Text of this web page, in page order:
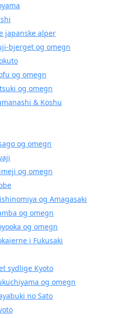
japanske alper
bjerget og omegn
og omegn
og omegn
& Koshu
og omegn
og omegn
og Amagasaki
og omegn
og omegn
i Fukusaki
sydlige Kyoto
og omegn
no Sato